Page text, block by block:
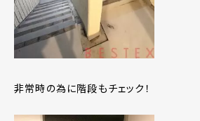
非常時の為に階段もチェック！